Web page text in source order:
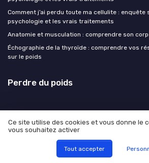
Comment j’ai perdu toute ma cellulite : enquête
psychologie et les vrais traitements
Anatomie et musculation : comprendre son
Échographie de la thyroïde : comprendre vos
sur le poids
Perdre du poids
Mentions légales
© Perdre du poids 2026
Ce site utilise des cookies et vous donne le
vous souhaitez activer
Tout accepter